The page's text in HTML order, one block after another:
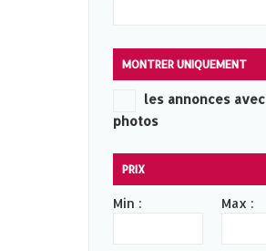
MONTRER UNIQUEMENT
les annonces avec
photos
PRIX
Min : Max :